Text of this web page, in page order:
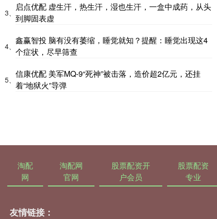
3、
启点优配 虚生汗，热生汗，湿也生汗，一盒中成药，从头
到脚固表虚
4、
鑫赢智投 脑有没有萎缩，睡觉就知？提醒：睡觉出现这4
个症状，尽早筛查
5、
信康优配 美军MQ-9“死神”被击落，造价超2亿元，还挂
着“地狱火”导弹
淘配
网
淘配网
官网
股票配资开
户会员
股票配资
专业
友情链接：